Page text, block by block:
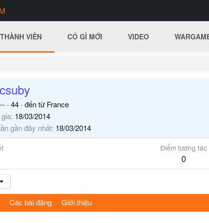
THÀNH VIÊN CÓ GÌ MỚI VIDEO
· 44 · đến từ France
18/03/2014
gần đây nhất 18/03/2014
Điểm tương tác
0
Các bài đăng Giới thiệu